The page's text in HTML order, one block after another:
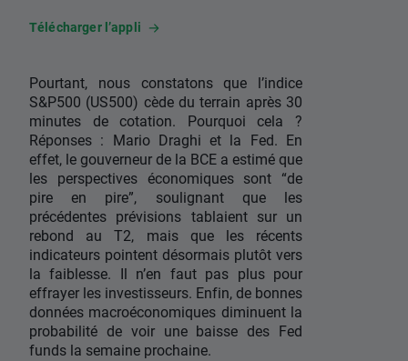
Télécharger l’appli
Pourtant, nous constatons que l’indice
S&P500 (US500) cède du terrain après 30
minutes de cotation. Pourquoi cela ?
Réponses : Mario Draghi et la Fed. En
effet, le gouverneur de la BCE a estimé que
les perspectives économiques sont “de
pire en pire”, soulignant que les
précédentes prévisions tablaient sur un
rebond au T2, mais que les récents
indicateurs pointent désormais plutôt vers
la faiblesse. Il n’en faut pas plus pour
effrayer les investisseurs. Enfin, de bonnes
données macroéconomiques diminuent la
probabilité de voir une baisse des Fed
funds la semaine prochaine.